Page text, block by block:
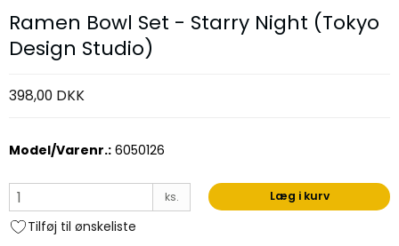
Ramen Bowl Set - Starry Night (Tokyo
Design Studio)
398,00 DKK
Model/Varenr.: 6050126
ks. Læg i kurv
Tilføj til ønskeliste